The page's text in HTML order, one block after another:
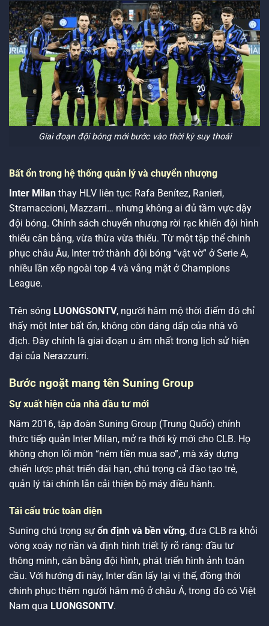
Giai đoạn đội bóng mới bước vào thời kỳ suy thoái
Bất ổn trong hệ thống quản lý và chuyển nhượng
Inter Milan thay HLV liên tục: Rafa Benítez, Ranieri,
Stramaccioni, Mazzarri… nhưng không ai đủ tầm vực dậy
đội bóng. Chính sách chuyển nhượng rời rạc khiến đội hình
thiếu cân bằng, vừa thừa vừa thiếu. Từ một tập thể chinh
phục châu Âu, Inter trở thành đội bóng “vật vờ” ở Serie A,
nhiều lần xếp ngoài top 4 và vắng mặt ở Champions
League.
Trên sóng LUONGSONTV, người hâm mộ thời điểm đó chỉ
thấy một Inter bất ổn, không còn dáng dấp của nhà vô
địch. Đây chính là giai đoạn u ám nhất trong lịch sử hiện
đại của Nerazzurri.
Bước ngoặt mang tên Suning Group
Sự xuất hiện của nhà đầu tư mới
Năm 2016, tập đoàn Suning Group (Trung Quốc) chính
thức tiếp quản Inter Milan, mở ra thời kỳ mới cho CLB. Họ
không chọn lối mòn “ném tiền mua sao”, mà xây dựng
chiến lược phát triển dài hạn, chú trọng cả đào tạo trẻ,
quản lý tài chính lẫn cải thiện bộ máy điều hành.
Tái cấu trúc toàn diện
Suning chú trọng sự ổn định và bền vững, đưa CLB ra khỏi
vòng xoáy nợ nần và định hình triết lý rõ ràng: đầu tư
thông minh, cân bằng đội hình, phát triển hình ảnh toàn
cầu. Với hướng đi này, Inter dần lấy lại vị thế, đồng thời
chinh phục thêm người hâm mộ ở châu Á, trong đó có Việt
Nam qua LUONGSONTV.